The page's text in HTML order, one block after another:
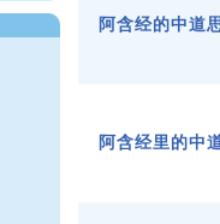
阿含经的中道
阿含经里的中